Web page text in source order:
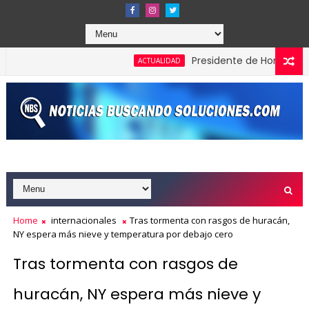
ACTUALIDAD Presidente de Honduras
Home internacionales
Tras tormenta con rasgos de huracán,
NY espera más nieve y temperatura por debajo cero
Tras tormenta con rasgos de
huracán, NY espera más nieve y